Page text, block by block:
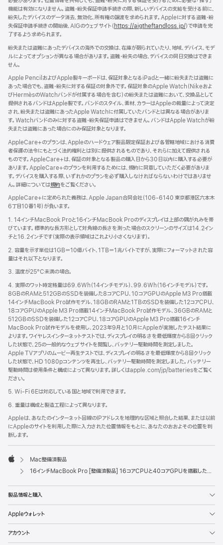
ま
す）
機能は有効になりません。盗難・紛失保証申請手続きの際、新しいデバイスの支給を受ける前に、
紛失したデバイスのデータ消去、無効化、所有権の譲渡を求められます。Appleに対する盗難・紛
失保証申請手続きの開始後、AIGのウェブサイト（ https://aigtheftandloss.jp/）で申請を完
了するよう求められます。
紛失または盗難にあったデバイスの海外での交換は、在庫が限られていたり、地域、デバイス、モデ
ルによってオプションが異なる場合があります。盗難・紛失の場合、デバイスの同日交換はできま
せん。
Apple PencilおよびApple製キーボードは、保証対象となるiPadと一緒に紛失または盗難に
あった場合でも、盗難・紛失に対する保証の対象外です。保証対象のApple Watch（Nikeおよ
びHermèsのWatchバンドが付属する場合を含む）の紛失または盗難において、交換品として
提供されるバンドはApple製です。バンドのスタイル、素材、カラーはAppleの裁量によって決定
され、紛失または盗難にあったApple Watchに付属していたバンドとは異なる場合がありま
す。Watchバンドのみに対する盗難・紛失保証申請はできません。バンドはApple Watchが紛
失または盗難にあった場合にのみ保証対象となります。
AppleCare+のプランは、Appleのハードウェア製品限定保証および各管轄地域における消費
者保護の法令にもとづく法的権利とは別に提供されるものであり、それらに加えて提供される
ものです。AppleCare+は、保証の対象となる製品の購入日から30日以内に購入する必要が
あります。AppleCare+のプランを利用するためには、規約に同意していただく必要がありま
す。デバイスを購入する際、いずれかのプランを必ず購入しなければならないわけではありませ
ん。詳細については規約（新
ウ
イ
ン
ド
ウ
開
き
ま
をご覧ください。
AppleCare+に定められた義務は、Apple Japan合同会社（106-6140 東京都港区六本木
6丁目10番1号）が負いま す 。
1. 14インチMacBook Proと16インチMacBook Proのディスプレイは上部の隅が丸みを帯
びています。標準的な長方形として対角線の長さを測った場合のスクリーンのサイズは14.2イン
チと16.2インチです（実際の表示領域はこれより小さくなります）。
2. 容量を示す単位は1GB＝10億バイト、1TB＝1兆バイトですが、実際にフォーマットされた容
量はそれ以下となります。
3. 温度が25°C未満の場合。
4. 実際のワット時定格量は69.6Wh（14インチモデル）、99.6Wh（16インチモデル）です。
8GBのRAMと512GBのSSDを装備した8コアCPU、10コアGPUのApple M3 Pro搭載
14インチMacBook Pro試作モデル、18GBのRAMと1TBのSSDを装備した12コアCPU、
18コアGPUのApple M3 Pro搭載14インチMacBook Pro試作モデル、36GBのRAMと
512GBのSSDを装備した12コアCPU、18コアGPUのApple M3 Pro搭載16インチ
MacBook Pro試作モデルを使用し、2023年9月と10月にAppleが実施したテスト結果に
よります。ワイヤレスインターネットテストでは、ディスプレイの明るさを最低輝度から8回クリック
した状態で、25の一般的なウェブサイトを閲覧し、バッテリー駆動時間を測定しました。
Apple TVアプリのムービー再生テストでは、ディスプレイの明るさを最低輝度から8回クリック
した状態で、HD 1080pコンテンツを再生し、バッテリー駆動時間を測定しました。バッテリー
駆動時間は使用条件と構成によって異なります。詳しくはapple.com/jp/batteriesをご覧く
ださい。
5. Wi-Fi 6Eは対応している国と地域で利用できます。
6. 重量は構成と製造工程によって異なります。
Appleは、あなたのインターネット回線のIPアドレスを地理的な区域と照合した結果、または以前
にAppleのサイトを利用した際に入力された位置情報をもとに、あなたのおおよその位置を判
断します。
Apple
Mac整備済製品
16インチMacBook Pro [整備済製品] 16コアCPUと40コアGPUを搭載したApple M3 Maxチップ - スペースブラック
製品情報と購入
Appleウォレット
アカウント